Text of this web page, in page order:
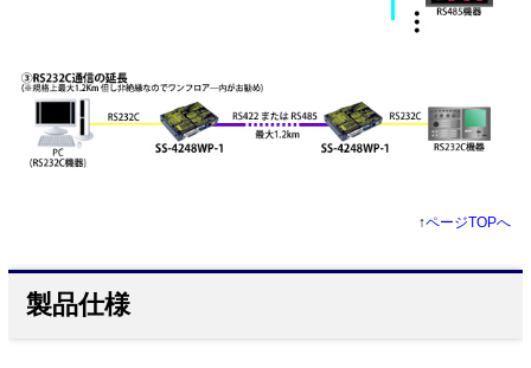
↑ページTOPへ
製品仕様